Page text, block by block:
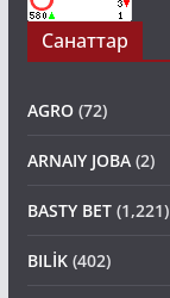
Санаттар
AGRO(72)
ARNAIY JOBA(2)
BASTY BET(1,221)
BILİK(402)